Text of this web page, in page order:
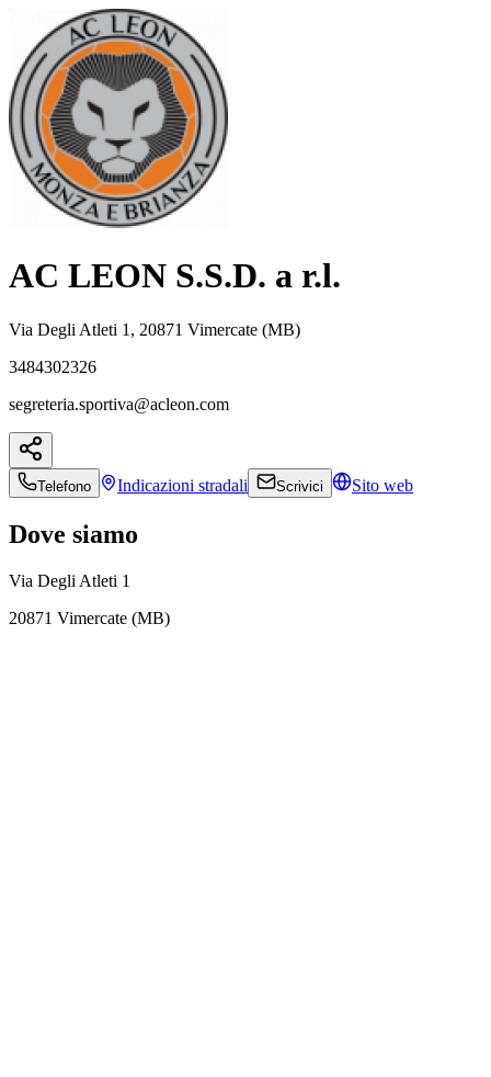
AC LEON S.S.D. a r.l.
Via Degli Atleti 1, 20871 Vimercate (MB)
3484302326
segreteria.sportiva@acleon.com
Telefono Indicazioni stradali Scrivici Sito web
Dove siamo
Via Degli Atleti 1
20871 Vimercate (MB)